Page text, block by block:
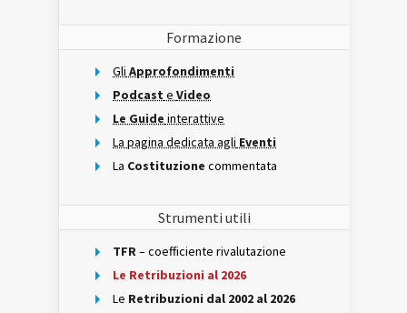
Formazione
Gli Approfondimenti
Podcast e Video
Le Guide interattive
La pagina dedicata agli Eventi
La Costituzione commentata
Strumenti utili
TFR– coefficiente rivalutazione
Le Retribuzioni al 2026
Le Retribuzioni dal 2002 al 2026